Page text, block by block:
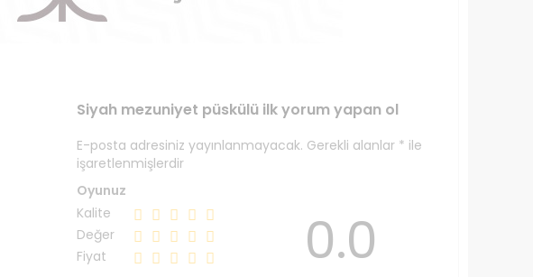
Siyah mezuniyet püskülü ilk yorum yapan ol
E-posta adresiniz yayınlanmayacak. Gerekli alanlar * ile
işaretlenmişlerdir
Oyunuz
Kalite
Değer
Fiyat
0.0